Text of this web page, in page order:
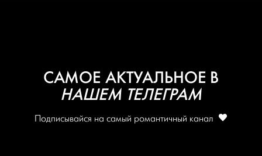
САМОЕ АКТУАЛЬНОЕ В
НАШЕМ ТЕЛЕГРАМ
Подписывайся на самый романтичный канал